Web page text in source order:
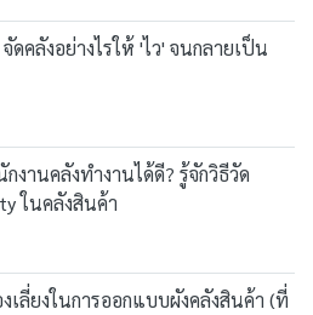
คลังอย่างไรให้ 'ไว' จนกลายเป็น
งานคลังทำงานได้ดี? รู้จักวิธีวัด
ในคลังสินค้า
ลี่ยงในการออกแบบผังคลังสินค้า (ที่